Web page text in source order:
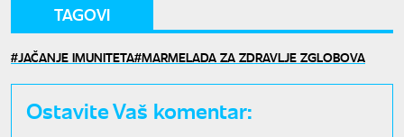
TAGOVI
JAČANJE IMUNITETA MARMELADA ZA ZDRAVLJE ZGLOBOVA
Ostavite Vaš komentar: